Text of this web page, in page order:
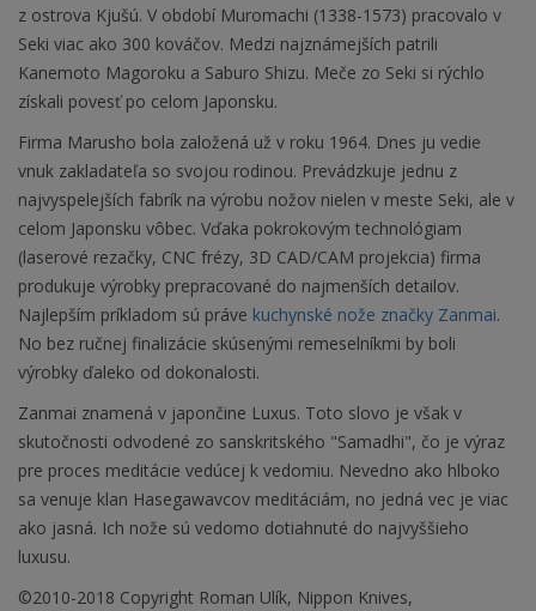
z ostrova Kjušú. V období Muromachi (1338-1573) pracovalo v
Seki viac ako 300 kováčov. Medzi najznámejších patrili
Kanemoto Magoroku a Saburo Shizu. Meče zo Seki si rýchlo
získali povesť po celom Japonsku.
Firma Marusho bola založená už v roku 1964. Dnes ju vedie
vnuk zakladateľa so svojou rodinou. Prevádzkuje jednu z
najvyspelejších fabrík na výrobu nožov nielen v meste Seki, ale v
celom Japonsku vôbec. Vďaka pokrokovým technológiam
(laserové rezačky, CNC frézy, 3D CAD/CAM projekcia) firma
produkuje výrobky prepracované do najmenších detailov.
Najlepším príkladom sú práve kuchynské nože značky Zanmai.
No bez ručnej finalizácie skúsenými remeselníkmi by boli
výrobky ďaleko od dokonalosti.
Zanmai znamená v japončine Luxus. Toto slovo je však v
skutočnosti odvodené zo sanskritského "Samadhi", čo je výraz
pre proces meditácie vedúcej k vedomiu. Nevedno ako hlboko
sa venuje klan Hasegawavcov meditáciám, no jedná vec je viac
ako jasná. Ich nože sú vedomo dotiahnuté do najvyššieho
luxusu.
©2010-2018 Copyright Roman Ulík, Nippon Knives,